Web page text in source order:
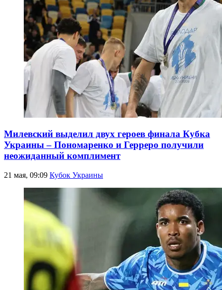
Милевский выделил двух героев финала Кубка
Украины – Пономаренко и Герреро получили
неожиданный комплимент
21 мая, 09:09 Кубок Украины